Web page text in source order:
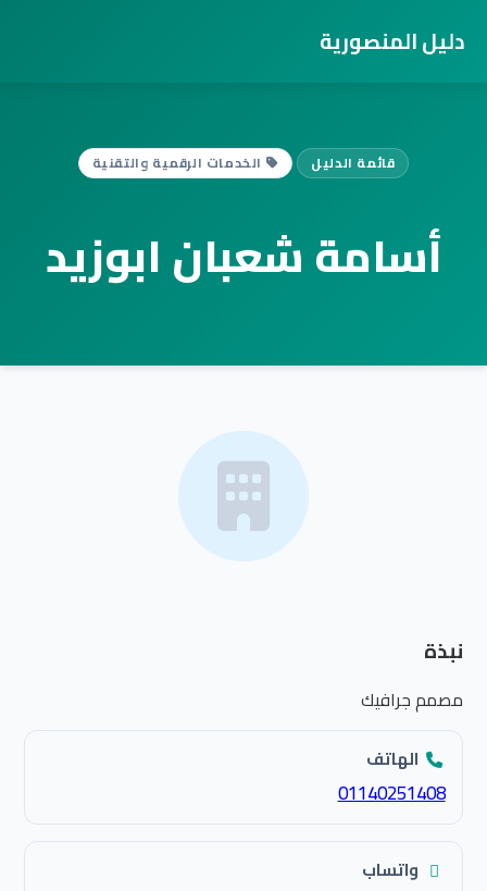
دليل المنصورية
قائمة الدليل الخدمات الرقمية والتقنية
أسامة شعبان ابوزيد
نبذة
مصمم جرافيك
الهاتف
01140251408
واتساب